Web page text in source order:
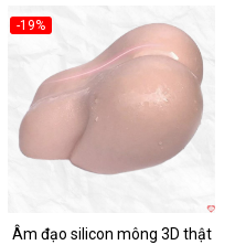
-19%
Âm đạo silicon mông 3D thật